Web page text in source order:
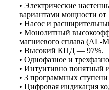
• Электрические
вариантами мощности от
• Насос и
• Монолитный
магниевого сплава (AL-
• Высокий КПД — 97%.
• Однофазное и
• Интуитивно понятный
• 3 программных
• Цифровая индикация